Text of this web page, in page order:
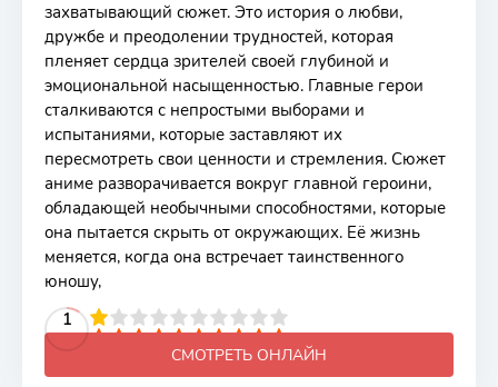
захватывающий сюжет. Это история о любви,
дружбе и преодолении трудностей, которая
пленяет сердца зрителей своей глубиной и
эмоциональной насыщенностью. Главные герои
сталкиваются с непростыми выборами и
испытаниями, которые заставляют их
пересмотреть свои ценности и стремления. Сюжет
аниме разворачивается вокруг главной героини,
обладающей необычными способностями, которые
она пытается скрыть от окружающих. Её жизнь
меняется, когда она встречает таинственного
юношу,
1
4 5 6 7 8 9 10
СМОТРЕТЬ ОНЛАЙН